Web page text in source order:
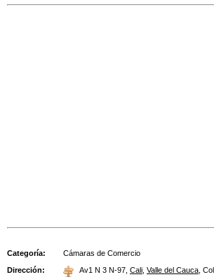
Categoría:
Cámaras de Comercio
Dirección:
Av1 N 3 N-97 Cali Valle del Cauca